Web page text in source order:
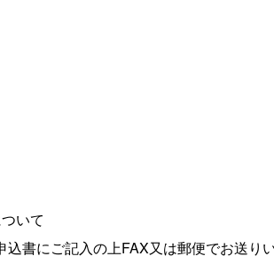
いて
書にご記入の上FAX又は郵便でお送り